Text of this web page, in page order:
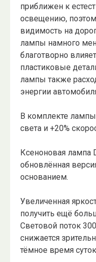
приближен к
освещению,
видимость на
лампы намного
благотворно
пластиковые
лампы также
энергии
В комплекте
света и +20%
Ксеноновая лампа
обновлённая
основанием.
Увеличенная
получить ещё
Световой поток
снижается
тёмное время